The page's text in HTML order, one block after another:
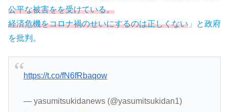
公平な被害をを受けている。
経済危機をコロナ禍のせいにするのは正しくない 」と政府
を批判。
https://t.co/fN6fRbaqow
— yasumitsukidanews (@yasumitsukidan1)